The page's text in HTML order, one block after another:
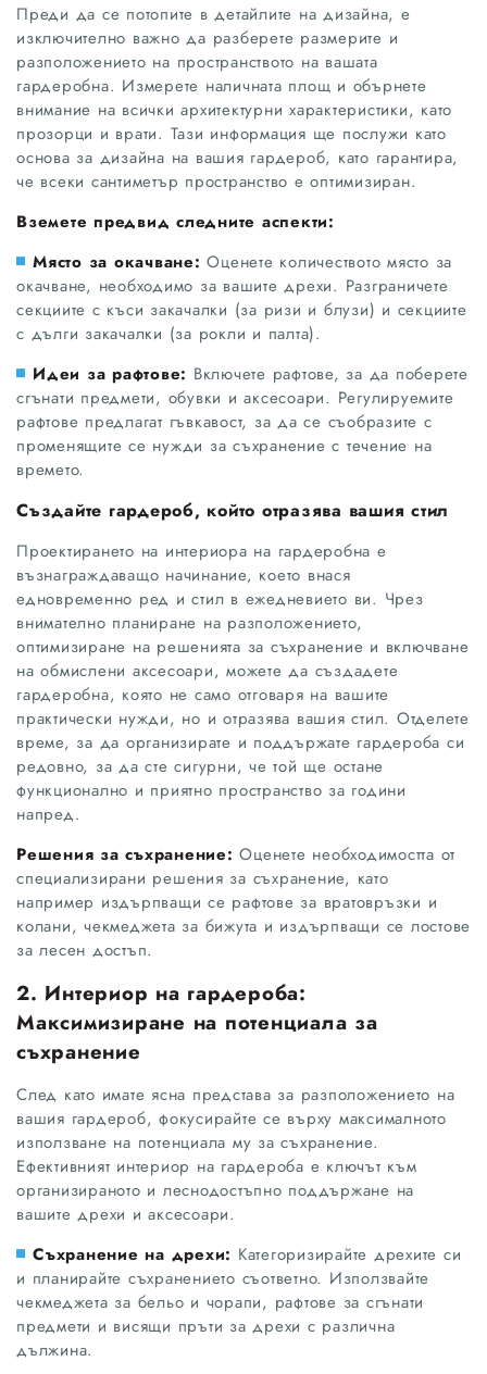
Преди да се потопите в детайлите на дизайна, е
изключително важно да разберете размерите и
разположението на пространството на вашата
гардеробна. Измерете наличната площ и обърнете
внимание на всички архитектурни характеристики, като
прозорци и врати. Тази информация ще послужи като
основа за дизайна на вашия гардероб, като гарантира,
че всеки сантиметър пространство е оптимизиран.
Вземете предвид следните аспекти:
Място за окачване: Оценете количеството място за
окачване, необходимо за вашите дрехи. Разграничете
секциите с къси закачалки (за ризи и блузи) и секциите
с дълги закачалки (за рокли и палта).
Идеи за рафтове: Включете рафтове, за да поберете
сгънати предмети, обувки и аксесоари. Регулируемите
рафтове предлагат гъвкавост, за да се съобразите с
променящите се нужди за съхранение с течение на
времето.
Създайте гардероб, който отразява вашия стил
Проектирането на интериора на гардеробна е
възнаграждаващо начинание, което внася
едновременно ред и стил в ежедневието ви. Чрез
внимателно планиране на разположението,
оптимизиране на решенията за съхранение и включване
на обмислени аксесоари, можете да създадете
гардеробна, която не само отговаря на вашите
практически нужди, но и отразява вашия стил. Отделете
време, за да организирате и поддържате гардероба си
редовно, за да сте сигурни, че той ще остане
функционално и приятно пространство за години
напред.
Решения за съхранение:Оценете необходимостта от
специализирани решения за съхранение, като
например издърпващи се рафтове за вратовръзки и
колани, чекмеджета за бижута и издърпващи се лостове
за лесен достъп.
2. Интериор на гардероба:
Максимизиране на потенциала за
съхранение
След като имате ясна представа за разположението на
вашия гардероб, фокусирайте се върху максималното
използване на потенциала му за съхранение.
Ефективният интериор на гардероба е ключът към
организираното и леснодостъпно поддържане на
вашите дрехи и аксесоари.
Съхранение на дрехи: Категоризирайте дрехите си
и планирайте съхранението съответно. Използвайте
чекмеджета за бельо и чорапи, рафтове за сгънати
предмети и висящи пръти за дрехи с различна
дължина.